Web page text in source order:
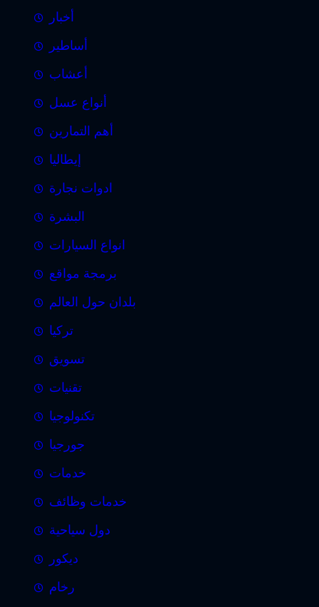
أخبار
أساطير
أعشاب
أنواع عسل
أهم التمارين
إيطاليا
ادوات نجارة
البشرة
انواع السيارات
برمجة مواقع
بلدان حول العالم
تركيا
تسويق
تقنيات
تكنولوجيا
جورجيا
خدمات
خدمات وظائف
دول سياحية
ديكور
رخام